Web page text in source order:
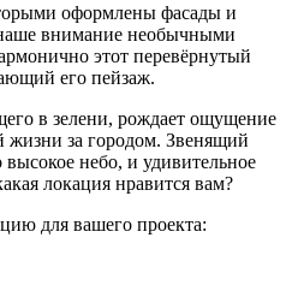
оформлены фасады и
внимание необычными
этот перевёрнутый
его пейзаж.
в зелени, рождает ощущение
за городом. Звенящий
высокое небо, и удивительное
локация нравится вам?
для вашего проекта: